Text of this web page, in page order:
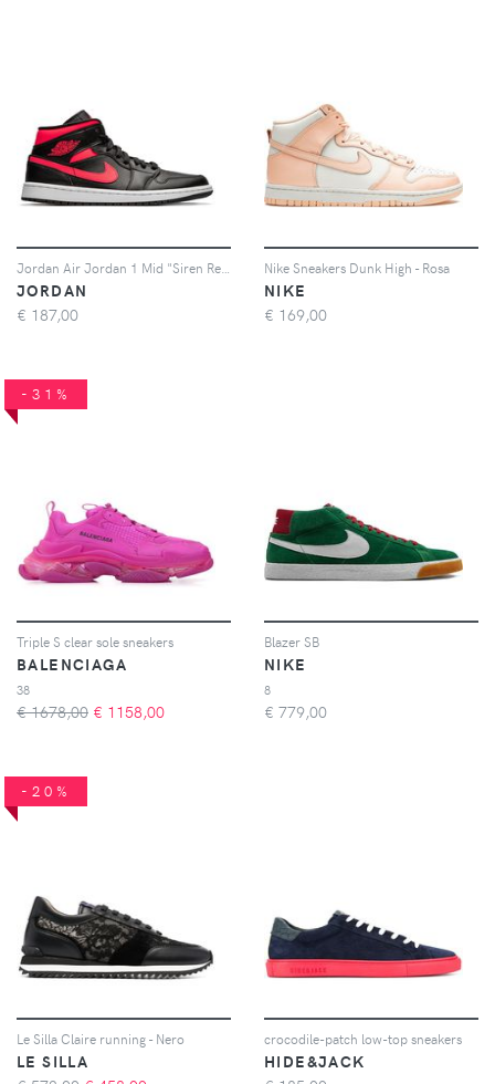
JORDAN
€ 187,00
Nike Sneakers Dunk High - Rosa
NIKE
€ 169,00
-31%
Triple S clear sole sneakers
BALENCIAGA
38
€ 1678,00 € 1158,00
Blazer SB
NIKE
8
€ 779,00
-20%
Le Silla Claire running - Nero
LE SILLA
crocodile-patch low-top sneakers
HIDE&JACK